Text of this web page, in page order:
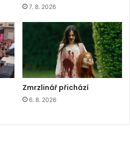
7. 8. 2026
Zmrzlinář přichází
6. 8. 2026